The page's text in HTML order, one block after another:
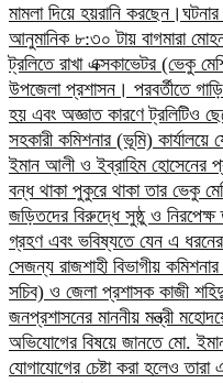
মামলা দিয়ে হয়রানি
আনুমানিক ৮:৩০ টায় বাগমারা
ট্রলিতে রাখা এক্সকাভেটর (ভেকু
উপজেলা প্রশাসন। পরবর্তীতে
হয় এবং অজ্ঞাত কারণে
সহকারী কমিশনার (ভূমি)
ইমান আলী ও ইব্রাহিম হোসেনের
বন্ধ থাকা পুকুরে থাকা তার ভেকু
জড়িতদের বিরুদ্ধে সুষ্ঠু ও
গ্রহণ এবং ভবিষ্যতে যেন এ
সেজন্য রাজশাহী বিভাগীয়
সচিব) ও জেলা প্রশাসক কাজী
জনপ্রশাসনের মাননীয় মন্ত্রী
অভিযোগের বিষয়ে জানতে মো.
যোগাযোগের চেষ্টা করা হলেও